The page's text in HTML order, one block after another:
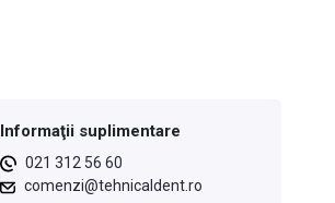
Informaţii suplimentare
021 312 56 60
comenzi@tehnicaldent.ro